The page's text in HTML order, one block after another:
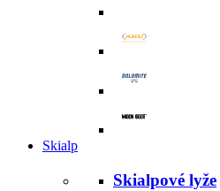
Skialp
Skialpové lyže